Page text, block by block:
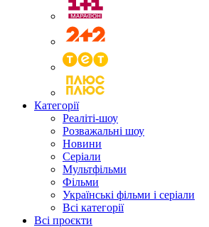
Категорії
Реаліті-шоу
Розважальні шоу
Новини
Серіали
Мультфільми
Фільми
Українські фільми і серіали
Всі категорії
Всі проєкти